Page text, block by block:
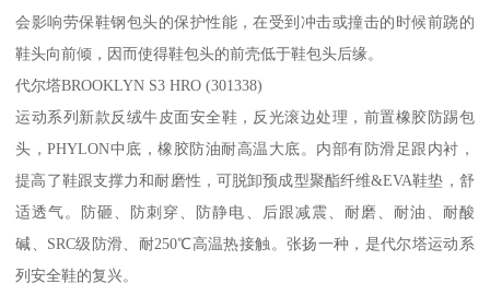
会影响劳保鞋钢包头的保护性能，在受到冲击或撞击的时候前跷的
鞋头向前倾，因而使得鞋包头的前壳低于鞋包头后缘。
代尔塔BROOKLYN S3 HRO (301338)
运动系列新款反绒牛皮面安全鞋，反光滚边处理，前置橡胶防踢包
头，PHYLON中底，橡胶防油耐高温大底。内部有防滑足跟内衬，
提高了鞋跟支撑力和耐磨性，可脱卸预成型聚酯纤维&EVA鞋垫，舒
适透气。防砸、防刺穿、防静电、后跟减震、耐磨、耐油、耐酸
碱、SRC级防滑、耐250℃高温热接触。张扬一种，是代尔塔运动系
列安全鞋的复兴。